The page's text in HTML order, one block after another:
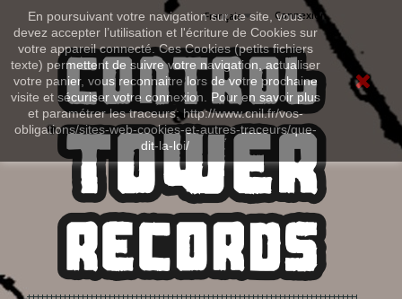
En poursuivant votre navigation sur ce site, vous
devez accepter l’utilisation et l'écriture de Cookies sur
votre appareil connecté. Ces Cookies (petits fichiers
texte) permettent de suivre votre navigation, actualiser
votre panier, vous reconnaitre lors de votre prochaine
visite et sécuriser votre connexion. Pour en savoir plus
et paramétrer les traceurs: http://www.cnil.fr/vos-
obligations/sites-web-cookies-et-autres-traceurs/que-
dit-la-loi/
Connexion
Français